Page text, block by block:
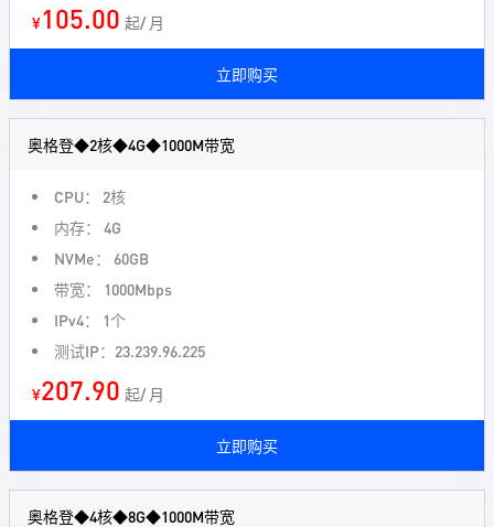
¥105.00 起/ 月
立即购买
奥格登◆2核◆4G◆1000M带宽
CPU： 2核
内存： 4G
NVMe： 60GB
带宽： 1000Mbps
IPv4： 1个
测试IP：23.239.96.225
¥207.90 起/ 月
立即购买
奥格登◆4核◆8G◆1000M带宽